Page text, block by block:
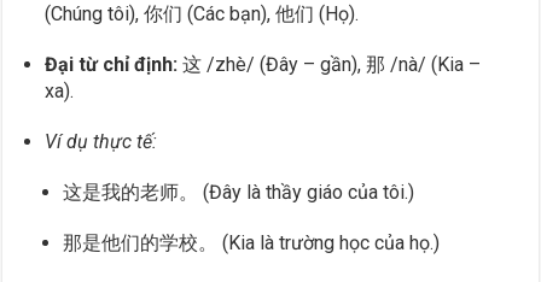
(Chúng tôi), 你们 (Các bạn), 他们 (Họ).
Đại từ chỉ định: 这 /zhè/ (Đây – gần), 那 /nà/ (Kia –
xa).
Ví dụ thực tế:
这是我的老师。 (Đây là thầy giáo của tôi.)
那是他们的学校。 (Kia là trường học của họ.)